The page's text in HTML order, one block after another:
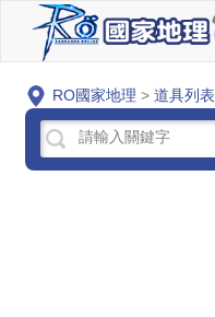
RO國家地理 > 道具列表